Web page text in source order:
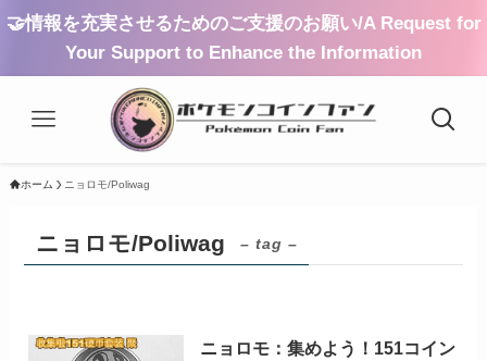
🤝情報を充実させるためのご支援のお願い/A Request for
Your Support to Enhance the Information
ホーム ニョロモ/Poliwag
ニョロモ/Poliwag – tag –
ニョロモ：集めよう！151コイン